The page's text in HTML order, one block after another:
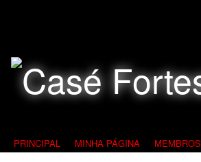
PRINCIPAL MINHA PÁGINA MEMBROS